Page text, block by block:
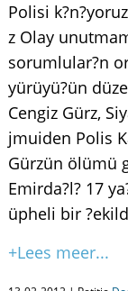
Polisi
z Olay
sorumlular?n
yürüyü?ün
Cengiz Gürz,
jmuiden Polis
Gürzün ölümü
Emirda?l? 17
üpheli bir
+Lees meer...